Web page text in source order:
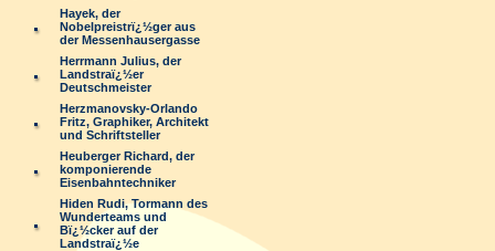
Hayek, der
Nobelpreistrï¿½ger aus
der Messenhausergasse
Herrmann Julius, der
Landstraï¿½er
Deutschmeister
Herzmanovsky-Orlando
Fritz, Graphiker, Architekt
und Schriftsteller
Heuberger Richard, der
komponierende
Eisenbahntechniker
Hiden Rudi, Tormann des
Wunderteams und
Bï¿½cker auf der
Landstraï¿½e